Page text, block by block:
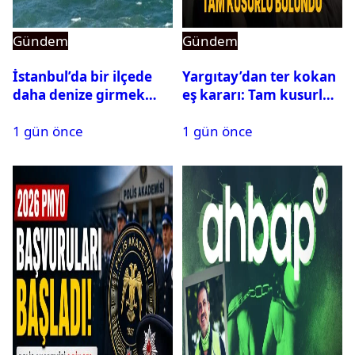
Gündem
İstanbul’da bir ilçede
daha denize girmek
1 gün önce
Gündem
Yargıtay’dan ter kokan
eş kararı: Tam kusurlu
1 gün önce